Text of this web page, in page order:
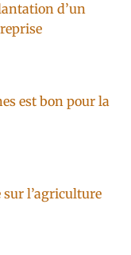
d’un
est bon pour la
l’agriculture